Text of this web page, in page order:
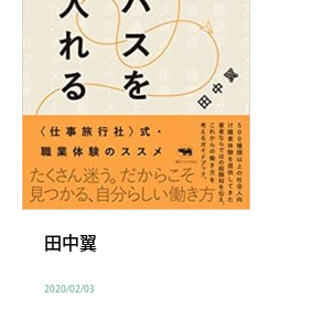
田中翼
2020/02/03